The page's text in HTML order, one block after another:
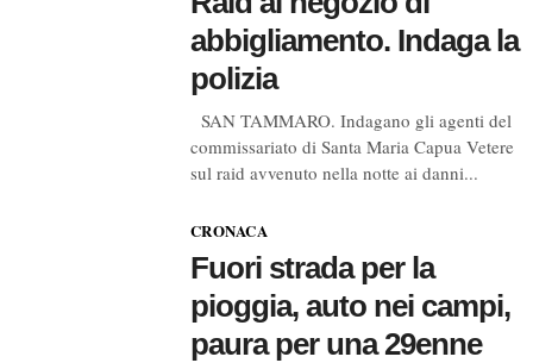
abbigliamento. Indaga la
polizia
SAN TAMMARO. Indagano gli agenti del
commissariato di Santa Maria Capua Vetere
sul raid avvenuto nella notte ai danni...
CRONACA
Fuori strada per la
pioggia, auto nei campi,
paura per una 29enne